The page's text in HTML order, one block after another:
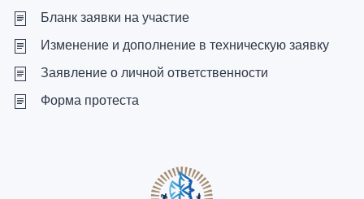
Бланк заявки на участие
Изменение и дополнение в техническую заявку
Заявление о личной ответственности
Форма протеста